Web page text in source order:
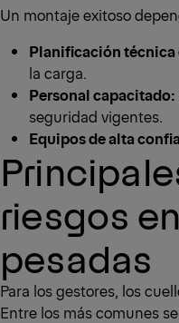
Un montaje exitoso
Planificación técnica
la carga.
Personal capacitado:
seguridad vigentes.
Equipos de alta
riesgos
pesadas
Para los gestores, los
Entre los más comunes